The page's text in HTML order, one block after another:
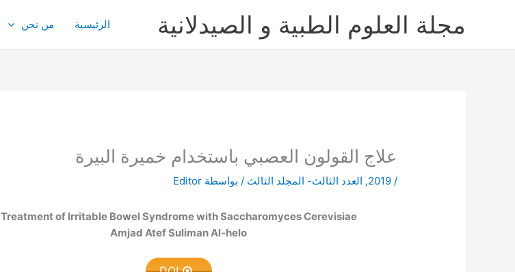
مجلة العلوم الطبية و الصيدلانية الرئيسية من نحن
علاج القولون العصبي باستخدام خميرة البيرة
/
2019
, العدد الثالث- المجلد الثالث / بواسطة Editor
Treatment of Irritable Bowel Syndrome with Saccharomyces Cerevisiae
Amjad Atef Suliman Al-helo